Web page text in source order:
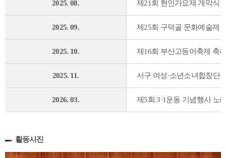
2025. 08. 제21회 현인가요제 개막식
2025. 09. 제25회 구덕골 문화예술제
2025. 10. 제16회 부산고등어축제 축
2025. 11. 서구 여성·소년소녀합창단
2026. 03. 제5회 3·1운동 기념행사 노
활동사진